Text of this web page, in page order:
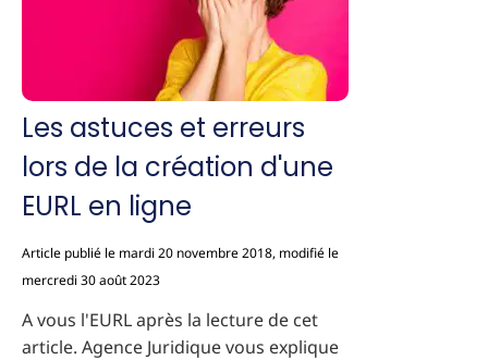
Les astuces et erreurs
lors de la création d'une
EURL en ligne
Article publié le mardi 20 novembre 2018, modifié le
mercredi 30 août 2023
A vous l'EURL après la lecture de cet
article. Agence Juridique vous explique